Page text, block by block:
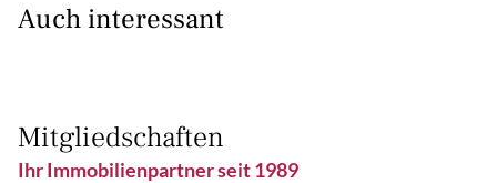
Auch interessant
Mitgliedschaften
Ihr Immobilienpartner seit 1989